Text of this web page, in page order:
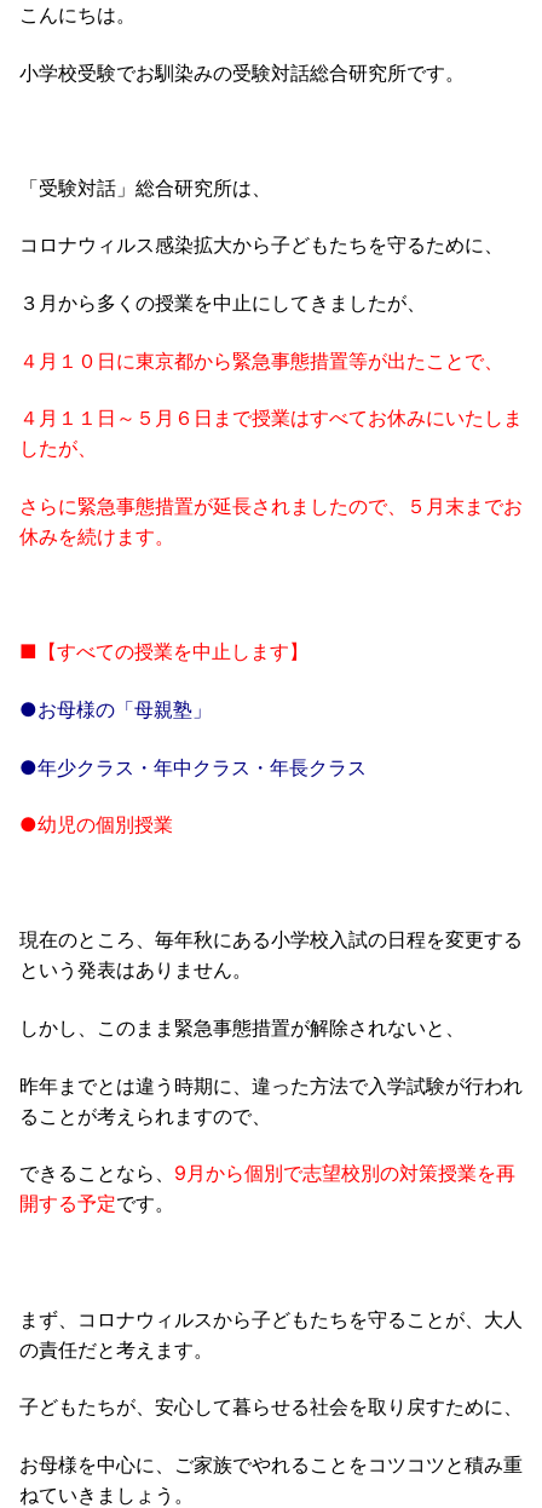
こんにちは。
小学校受験でお馴染みの受験対話総合研究所です。
「受験対話」総合研究所は、
コロナウィルス感染拡大から子どもたちを守るために、
３月から多くの授業を中止にしてきましたが、
４月１０日に東京都から緊急事態措置等が出たことで、
４月１１日～５月６日まで授業はすべてお休みにいたしま
したが、
さらに緊急事態措置が延長されましたので、５月末までお
休みを続けます。
■【すべての授業を中止します】
●お母様の「母親塾」
●年少クラス・年中クラス・年長クラス
●幼児の個別授業
現在のところ、毎年秋にある小学校入試の日程を変更する
という発表はありません。
しかし、このまま緊急事態措置が解除されないと、
昨年までとは違う時期に、違った方法で入学試験が行われ
ることが考えられますので、
できることなら、 9月から個別で志望校別の対策授業を再
開する予定です。
まず、コロナウィルスから子どもたちを守ることが、大人
の責任だと考えます。
子どもたちが、安心して暮らせる社会を取り戻すために、
お母様を中心に、ご家族でやれることをコツコツと積み重
ねていきましょう。